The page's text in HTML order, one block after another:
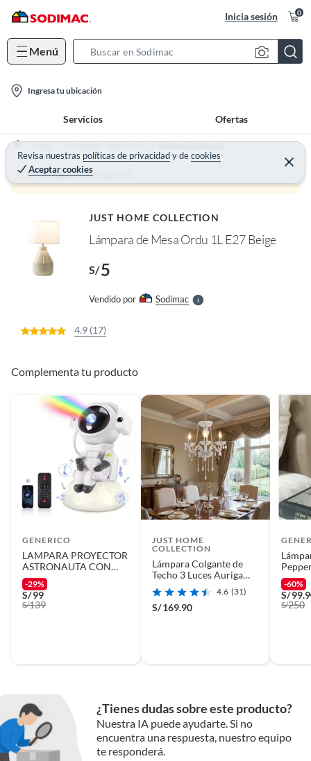
Inicia sesión 0
Menú
h
B
r
a
o
Ingresa tu ubicación
Servicios Ofertas
Revisa nuestras políticas de privacidadydecookies
Aceptar cookies
C
e
r
Home Decohogar - Iluminación Iluminación Interior
Producto sin stock :(
JUST HOME COLLECTION
Lámpara de Mesa Ordu 1L E27 Beige
S/5
Vendido por SodimacS
r
n
f
4.9 (17)
Complementa tu producto
GENERICO
LAMPARA PROYECTOR
ASTRONAUTA CON
PARLANTE
-29%
S/99
S/139
JUST HOME
COLLECTION
Lámpara Colgante de
Techo 3 Luces Auriga
Plateada
4.6 (31)
S/ 169.90
-60%
S/
S/250
¿Tienes dudas sobre este producto?
Nuestra IA puede ayudarte. Si no
encuentra una respuesta, nuestro equipo
te responderá.